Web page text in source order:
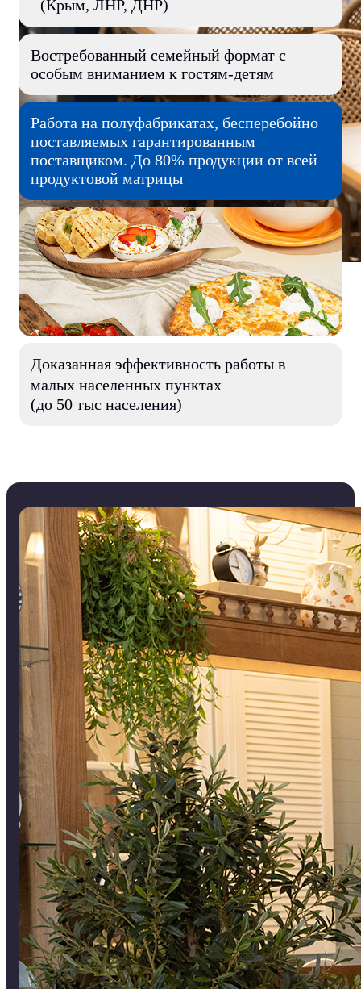
(Крым, ЛНР, ДНР)
Востребованный семейный формат с
особым вниманием к гостям-детям
Доказанная эффективность работы в
малых населенных пунктах
(до 50 тыс населения)
Работа на полуфабрикатах, бесперебойно
поставляемых гарантированным
поставщиком. До 80% продукции от всей
продуктовой матрицы